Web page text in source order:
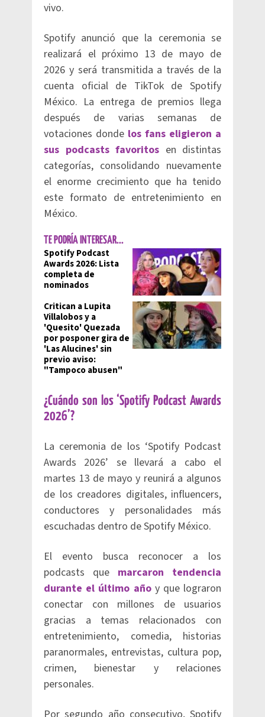
vivo.
Spotify anunció que la ceremonia se
realizará el próximo 13 de mayo de
2026 y será transmitida a través de la
cuenta oficial de TikTok de Spotify
México. La entrega de premios llega
después de varias semanas de
votaciones donde los fans eligieron a
sus podcasts favoritos en distintas
categorías, consolidando nuevamente
el enorme crecimiento que ha tenido
este formato de entretenimiento en
México.
TE PODRÍA INTERESAR...
Spotify Podcast
Awards 2026: Lista
completa de
nominados
Critican a Lupita
Villalobos y a
'Quesito' Quezada
por posponer gira de
'Las Alucines' sin
previo aviso:
"Tampoco abusen"
¿Cuándo son los ‘Spotify Podcast Awards
2026’?
La ceremonia de los ‘Spotify Podcast
Awards 2026’ se llevará a cabo el
martes 13 de mayo y reunirá a algunos
de los creadores digitales, influencers,
conductores y personalidades más
escuchadas dentro de Spotify México.
El evento busca reconocer a los
podcasts que marcaron tendencia
durante el último año y que lograron
conectar con millones de usuarios
gracias a temas relacionados con
entretenimiento, comedia, historias
paranormales, entrevistas, cultura pop,
crimen, bienestar y relaciones
personales.